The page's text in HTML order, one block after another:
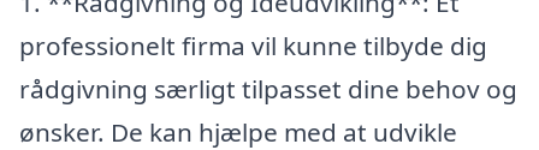
professionelt firma vil kunne tilbyde dig
rådgivning særligt tilpasset dine behov og
ønsker. De kan hjælpe med at udvikle